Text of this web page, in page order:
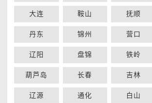
大连 鞍山 抚顺
丹东 锦州 营口
辽阳 盘锦 铁岭
葫芦岛 长春 吉林
辽源 通化 白山